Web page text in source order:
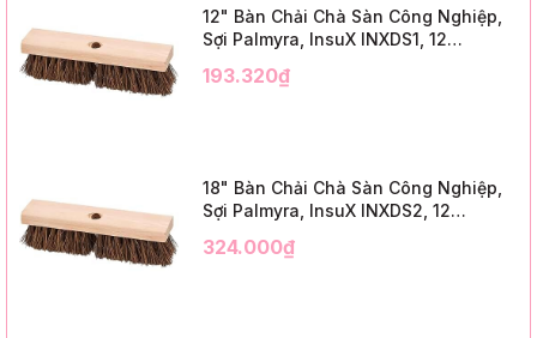
12" Bàn Chải Chà Sàn Công Nghiệp,
Sợi Palmyra, InsuX INXDS1, 12
Trim)
193.320₫
18" Bàn Chải Chà Sàn Công Nghiệp,
Sợi Palmyra, InsuX INXDS2, 12
Trim)
324.000₫